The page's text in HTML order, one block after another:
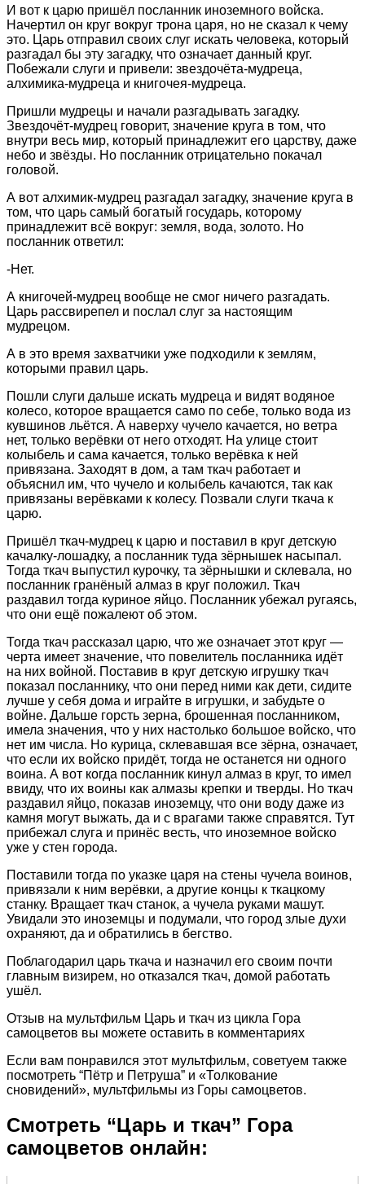
И вот к царю пришёл посланник иноземного войска.
Начертил он круг вокруг трона царя, но не сказал к чему
это. Царь отправил своих слуг искать человека, который
разгадал бы эту загадку, что означает данный круг.
Побежали слуги и привели: звездочёта-мудреца,
алхимика-мудреца и книгочея-мудреца.
Пришли мудрецы и начали разгадывать загадку.
Звездочёт-мудрец говорит, значение круга в том, что
внутри весь мир, который принадлежит его царству, даже
небо и звёзды. Но посланник отрицательно покачал
головой.
А вот алхимик-мудрец разгадал загадку, значение круга в
том, что царь самый богатый государь, которому
принадлежит всё вокруг: земля, вода, золото. Но
посланник ответил:
-Нет.
А книгочей-мудрец вообще не смог ничего разгадать.
Царь рассвирепел и послал слуг за настоящим
мудрецом.
А в это время захватчики уже подходили к землям,
которыми правил царь.
Пошли слуги дальше искать мудреца и видят водяное
колесо, которое вращается само по себе, только вода из
кувшинов льётся. А наверху чучело качается, но ветра
нет, только верёвки от него отходят. На улице стоит
колыбель и сама качается, только верёвка к ней
привязана. Заходят в дом, а там ткач работает и
объяснил им, что чучело и колыбель качаются, так как
привязаны верёвками к колесу. Позвали слуги ткача к
царю.
Пришёл ткач-мудрец к царю и поставил в круг детскую
качалку-лошадку, а посланник туда зёрнышек насыпал.
Тогда ткач выпустил курочку, та зёрнышки и склевала, но
посланник гранёный алмаз в круг положил. Ткач
раздавил тогда куриное яйцо. Посланник убежал ругаясь,
что они ещё пожалеют об этом.
Тогда ткач рассказал царю, что же означает этот круг —
черта имеет значение, что повелитель посланника идёт
на них войной. Поставив в круг детскую игрушку ткач
показал посланнику, что они перед ними как дети, сидите
лучше у себя дома и играйте в игрушки, и забудьте о
войне. Дальше горсть зерна, брошенная посланником,
имела значения, что у них настолько большое войско, что
нет им числа. Но курица, склевавшая все зёрна, означает,
что если их войско придёт, тогда не останется ни одного
воина. А вот когда посланник кинул алмаз в круг, то имел
ввиду, что их воины как алмазы крепки и тверды. Но ткач
раздавил яйцо, показав иноземцу, что они воду даже из
камня могут выжать, да и с врагами также справятся. Тут
прибежал слуга и принёс весть, что иноземное войско
уже у стен города.
Поставили тогда по указке царя на стены чучела воинов,
привязали к ним верёвки, а другие концы к ткацкому
станку. Вращает ткач станок, а чучела руками машут.
Увидали это иноземцы и подумали, что город злые духи
охраняют, да и обратились в бегство.
Поблагодарил царь ткача и назначил его своим почти
главным визирем, но отказался ткач, домой работать
ушёл.
Отзыв на мультфильм Царь и ткач из цикла Гора
самоцветов вы можете оставить в комментариях
Если вам понравился этот мультфильм, советуем также
посмотреть “Пётр и Петруша” и «Толкование
сновидений», мультфильмы из Горы самоцветов.
Смотреть “Царь и ткач” Гора
самоцветов онлайн: